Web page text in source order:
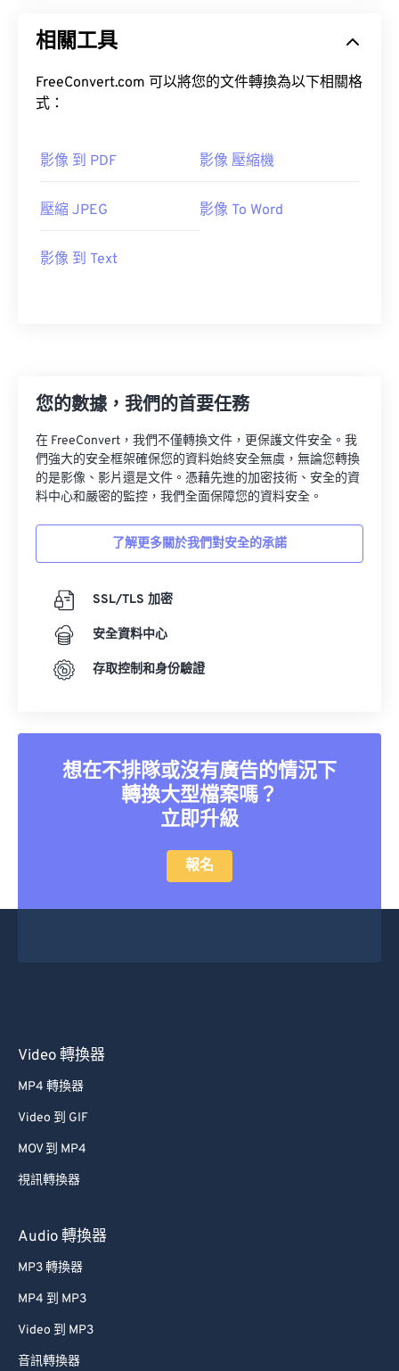
相關工具
FreeConvert.com 可以將您的文件轉換為以下相關格
式：
影像 到 PDF 影像 壓縮機
壓縮 JPEG 影像 To Word
影像 到 Text
您的數據，我們的首要任務
在 FreeConvert，我們不僅轉換文件，更保護文件安全。我
們強大的安全框架確保您的資料始終安全無虞，無論您轉換
的是影像、影片還是文件。憑藉先進的加密技術、安全的資
料中心和嚴密的監控，我們全面保障您的資料安全。
了解更多關於我們對安全的承諾
SSL/TLS 加密
安全資料中心
存取控制和身份驗證
想在不排隊或沒有廣告的情況下
轉換大型檔案嗎？
立即升級
報名
Video 轉換器
MP4 轉換器
Video 到 GIF
MOV 到 MP4
視訊轉換器
Audio 轉換器
MP3 轉換器
MP4 到 MP3
Video 到 MP3
音訊轉換器